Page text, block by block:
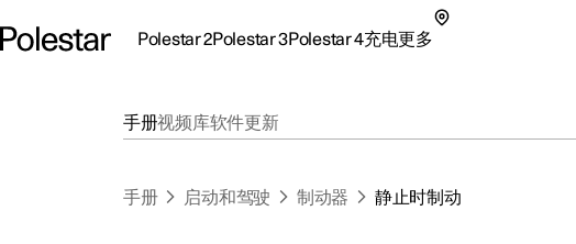
Polestar 2Polestar 3Polestar 4充电更多
手册视频库软件更新
手册 启动和驾驶 制动器 静止时制动